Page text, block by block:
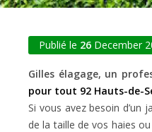
Publié le 26 December
Gilles élagage, un
pour tout 92 Hauts-de-
Si vous avez besoin d’un
de la taille de vos haies